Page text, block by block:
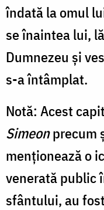
îndată la omul
se înaintea lui,
Dumnezeu și
s-a întâmplat.
Notă: Acest
Simeonprecum
menționează o
venerată public
sfântului, au